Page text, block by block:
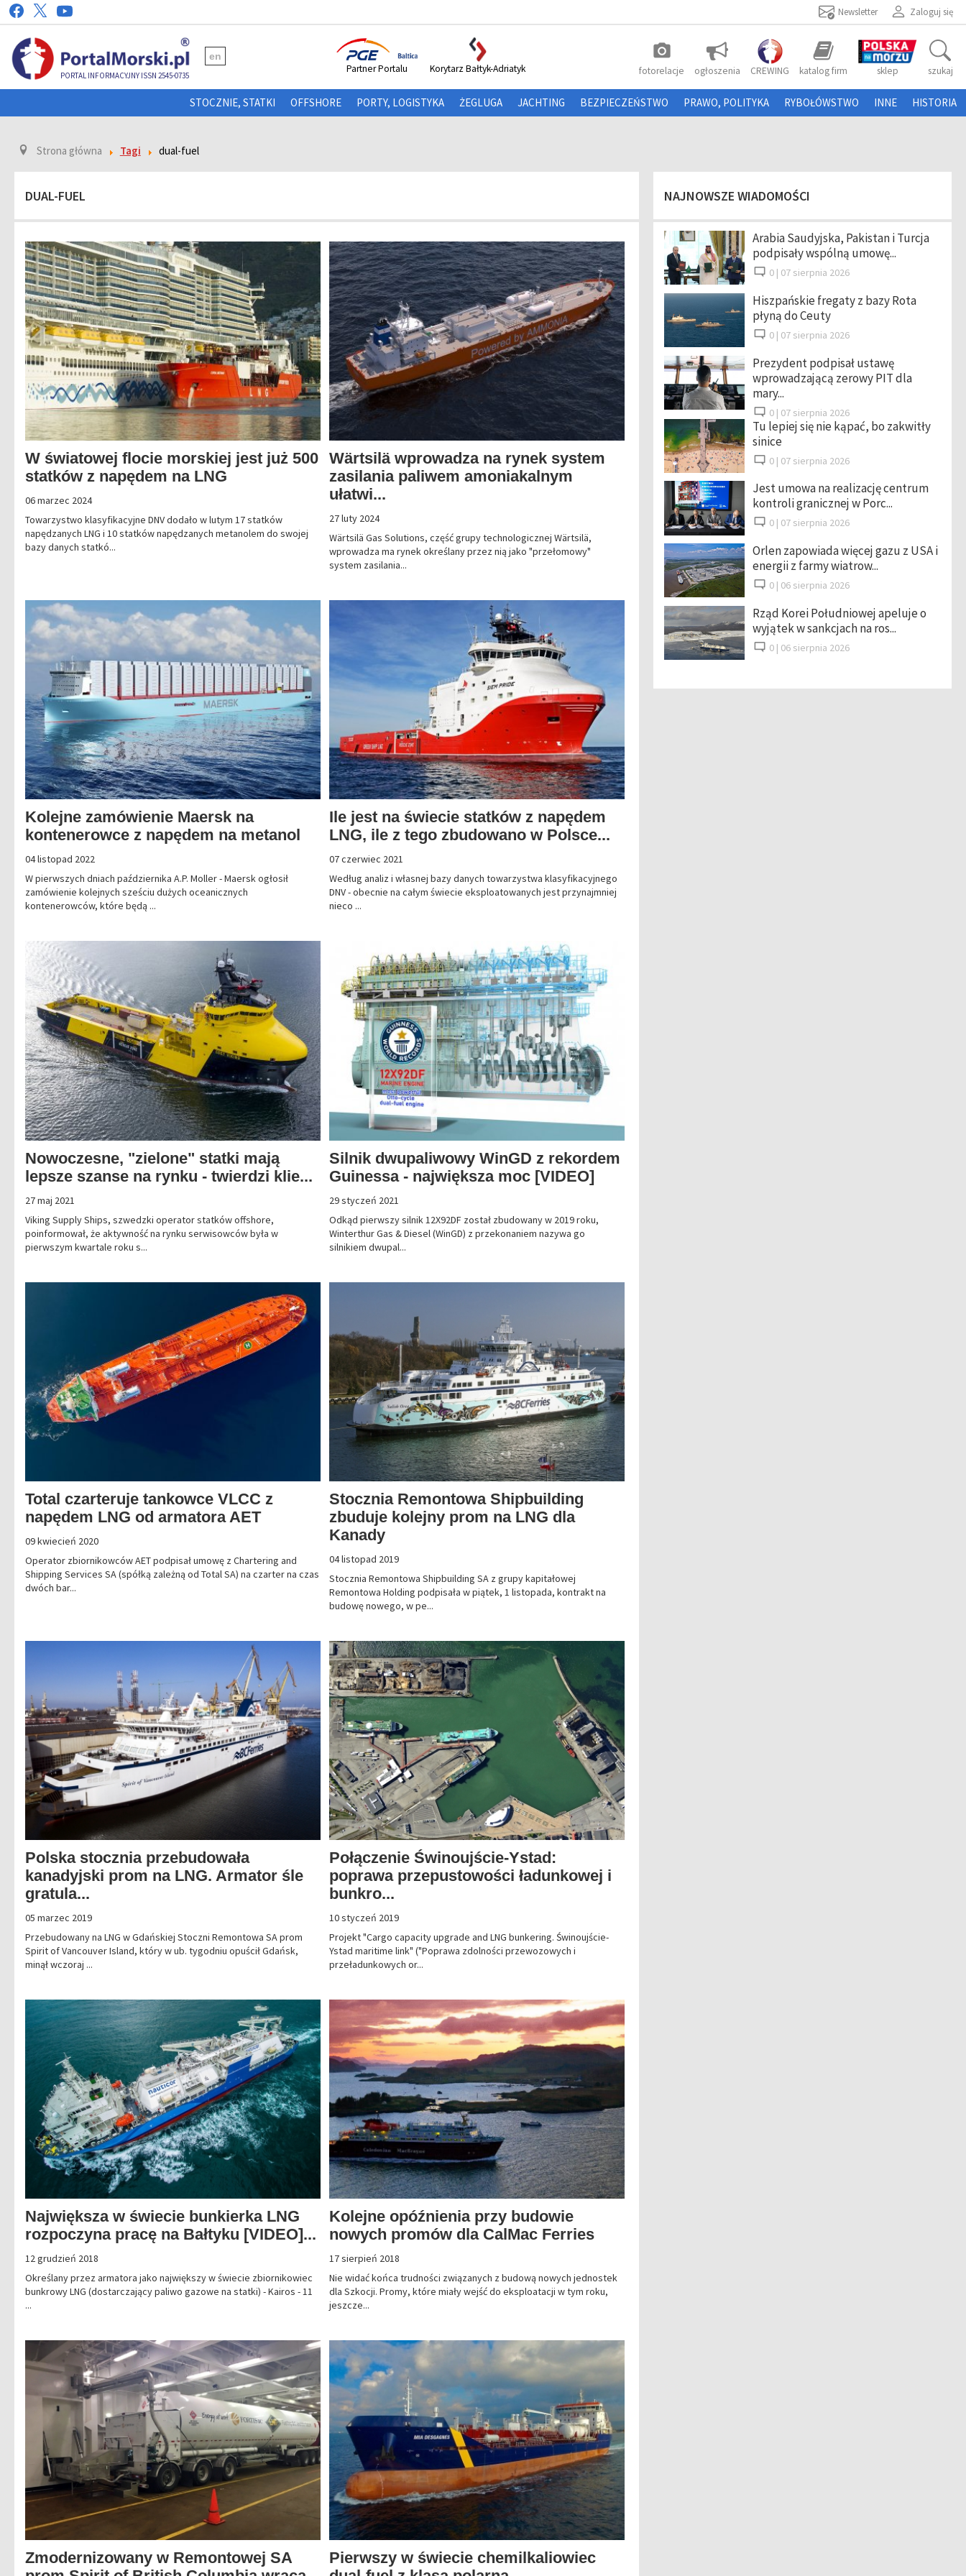
Zaloguj się
Newsletter
PORTAL INFORMACYJNY ISSN 2545-0735
en photo_camera
fotorelacje ogłoszenia CREWING katalog firm sklep szukaj
Partner Portalu Korytarz Bałtyk-Adriatyk
STOCZNIE, STATKI OFFSHORE PORTY, LOGISTYKA ŻEGLUGA JACHTING BEZPIECZEŃSTWO PRAWO, POLITYKA RYBOŁÓWSTWO INNE HISTORIA
Strona główna Tagi dual-fuel
DUAL-FUEL
W światowej flocie morskiej jest już 500
statków z napędem na LNG
06 marzec 2024
Towarzystwo klasyfikacyjne DNV dodało w lutym 17 statków
napędzanych LNG i 10 statków napędzanych metanolem do swojej
bazy danych statkó...
Wärtsilä wprowadza na rynek system
zasilania paliwem amoniakalnym
ułatwi...
27 luty 2024
Wärtsilä Gas Solutions, część grupy technologicznej Wärtsilä,
wprowadza ma rynek określany przez nią jako "przełomowy"
system zasilania...
Kolejne zamówienie Maersk na
kontenerowce z napędem na metanol
04 listopad 2022
W pierwszych dniach października A.P. Moller - Maersk ogłosił
zamówienie kolejnych sześciu dużych oceanicznych
kontenerowców, które będą ...
Ile jest na świecie statków z napędem
LNG, ile z tego zbudowano w Polsce...
07 czerwiec 2021
Według analiz i własnej bazy danych towarzystwa klasyfikacyjnego
DNV - obecnie na całym świecie eksploatowanych jest przynajmniej
nieco ...
Nowoczesne, "zielone" statki mają
lepsze szanse na rynku - twierdzi klie...
27 maj 2021
Viking Supply Ships, szwedzki operator statków offshore,
poinformował, że aktywność na rynku serwisowców była w
pierwszym kwartale roku s...
Silnik dwupaliwowy WinGD z rekordem
Guinessa - największa moc [VIDEO]
29 styczeń 2021
Odkąd pierwszy silnik 12X92DF został zbudowany w 2019 roku,
Winterthur Gas & Diesel (WinGD) z przekonaniem nazywa go
silnikiem dwupal...
Total czarteruje tankowce VLCC z
napędem LNG od armatora AET
09 kwiecień 2020
Operator zbiornikowców AET podpisał umowę z Chartering and
Shipping Services SA (spółką zależną od Total SA) na czarter na czas
dwóch bar...
Stocznia Remontowa Shipbuilding
zbuduje kolejny prom na LNG dla
Kanady
04 listopad 2019
Stocznia Remontowa Shipbuilding SA z grupy kapitałowej
Remontowa Holding podpisała w piątek, 1 listopada, kontrakt na
budowę nowego, w pe...
Polska stocznia przebudowała
kanadyjski prom na LNG. Armator śle
gratula...
05 marzec 2019
Przebudowany na LNG w Gdańskiej Stoczni Remontowa SA prom
Spirit of Vancouver Island, który w ub. tygodniu opuścił Gdańsk,
minął wczoraj ...
Połączenie Świnoujście-Ystad:
poprawa przepustowości ładunkowej i
bunkro...
10 styczeń 2019
Projekt "Cargo capacity upgrade and LNG bunkering. Świnoujście-
Ystad maritime link" ("Poprawa zdolności przewozowych i
przeładunkowych or...
Największa w świecie bunkierka LNG
rozpoczyna pracę na Bałtyku [VIDEO]...
12 grudzień 2018
Określany przez armatora jako największy w świecie zbiornikowiec
bunkrowy LNG (dostarczający paliwo gazowe na statki) - Kairos - 11
...
Kolejne opóźnienia przy budowie
nowych promów dla CalMac Ferries
17 sierpień 2018
Nie widać końca trudności związanych z budową nowych jednostek
dla Szkocji. Promy, które miały wejść do eksploatacji w tym roku,
jeszcze...
Zmodernizowany w Remontowej SA
Pierwszy w świecie chemilkaliowiec
NAJNOWSZE WIADOMOŚCI
Arabia Saudyjska, Pakistan i Turcja
podpisały wspólną umowę...
0 | 07 sierpnia 2026
Hiszpańskie fregaty z bazy Rota
płyną do Ceuty
0 | 07 sierpnia 2026
Prezydent podpisał ustawę
wprowadzającą zerowy PIT dla
mary...
0 | 07 sierpnia 2026
Tu lepiej się nie kąpać, bo zakwitły
sinice
0 | 07 sierpnia 2026
Jest umowa na realizację centrum
kontroli granicznej w Porc...
0 | 07 sierpnia 2026
Orlen zapowiada więcej gazu z USA i
energii z farmy wiatrow...
0 | 06 sierpnia 2026
Rząd Korei Południowej apeluje o
wyjątek w sankcjach na ros...
0 | 06 sierpnia 2026